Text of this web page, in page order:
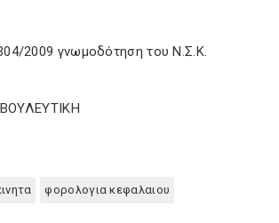
2009 γνωμοδότηση του Ν.Σ.Κ.
φορολογια κεφαλαιου